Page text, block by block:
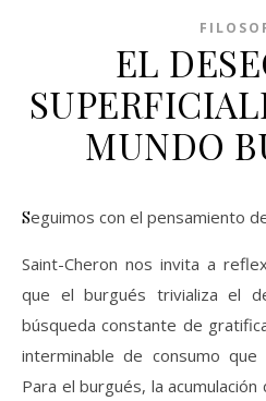
EL
MUNDO
Seguimos con el pensamiento
Saint-Cheron nos invita a
que el burgués trivializa el
búsqueda constante de
interminable de consumo
Para el burgués, la